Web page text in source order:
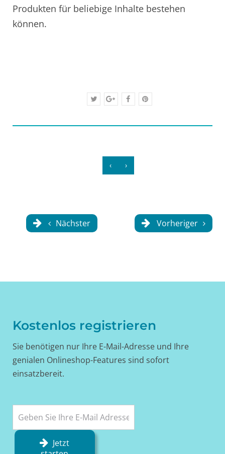
Produkten für beliebige Inhalte bestehen
können.
‹ ›
Nächster Vorheriger
Kostenlos registrieren
Sie benötigen nur Ihre E-Mail-Adresse und Ihre
genialen Onlineshop-Features sind sofort
einsatzbereit.
Jetzt